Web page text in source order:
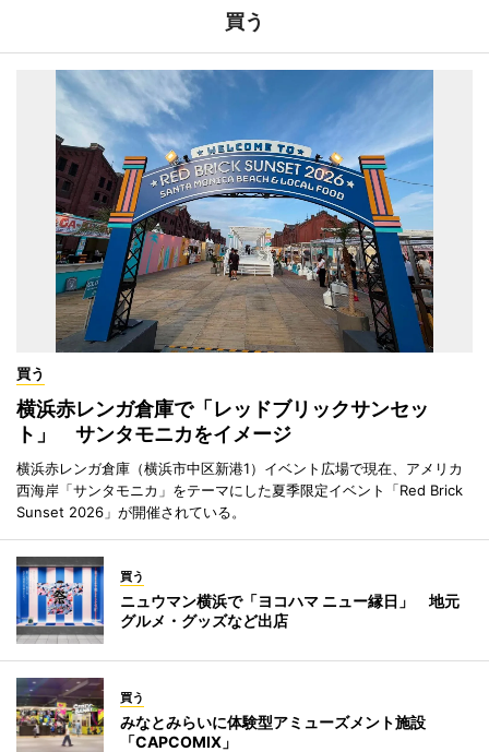
買う
買う
横浜赤レンガ倉庫で「レッドブリックサンセッ
ト」 サンタモニカをイメージ
横浜赤レンガ倉庫（横浜市中区新港1）イベント広場で現在、アメリカ
西海岸「サンタモニカ」をテーマにした夏季限定イベント「Red Brick
Sunset 2026」が開催されている。
買う
ニュウマン横浜で「ヨコハマ ニュー縁日」 地元
グルメ・グッズなど出店
買う
みなとみらいに体験型アミューズメント施設
「CAPCOMIX」